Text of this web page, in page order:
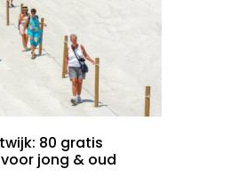
80 gratis
jong & oud